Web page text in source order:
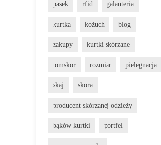
pasek rfid galanteria
kurtka kożuch blog
zakupy kurtki skórzane
tomskor rozmiar pielegnacja
skaj skora
producent skórzanej odzieży
bąków kurtki portfel